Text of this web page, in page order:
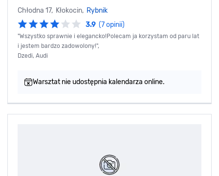
Chłodna 17, Kłokocin, Rybnik
3.9 (7 opinii)
"Wszystko sprawnie i elegancko!Polecam ja korzystam od paru lat
i jestem bardzo zadowolony!",
Dzedi, Audi
Warsztat nie udostępnia kalendarza online.